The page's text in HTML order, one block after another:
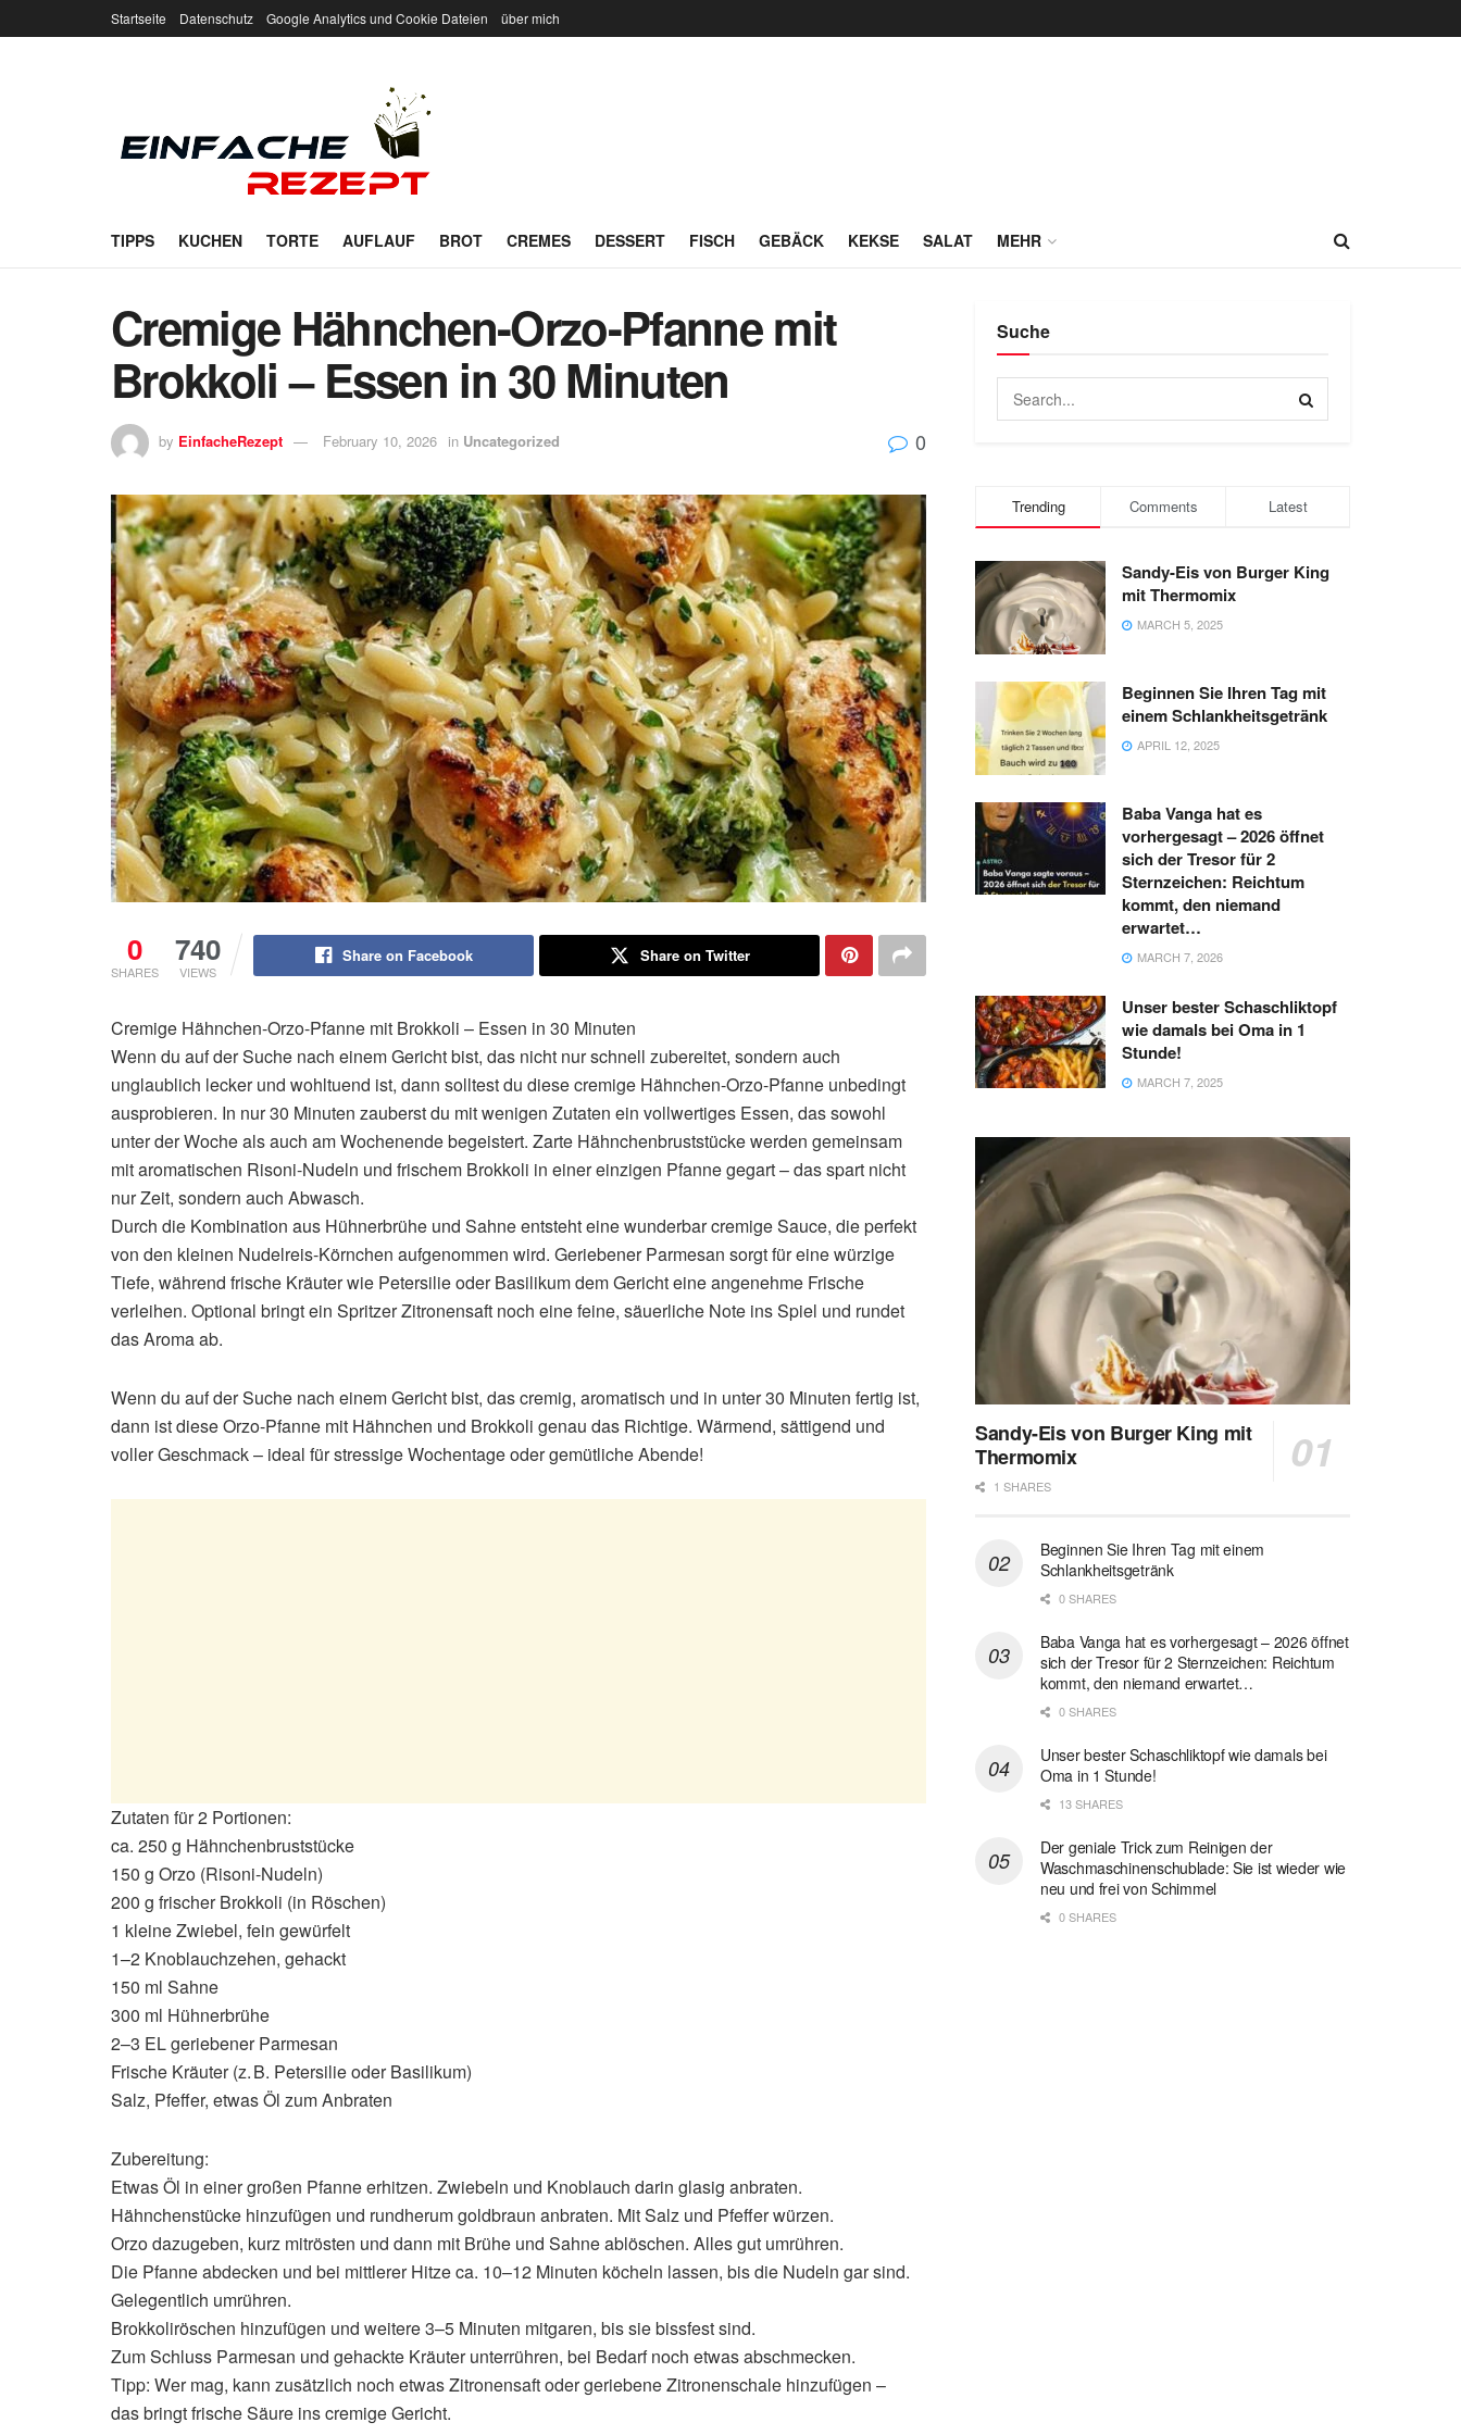
Startseite Datenschutz Google Analytics und Cookie Dateien über mich
TIPPS KUCHEN TORTE AUFLAUF BROT CREMES DESSERT FISCH GEBÄCK KEKSE SALAT MEHR
Cremige Hähnchen-Orzo-Pfanne mit
Brokkoli – Essen in 30 Minuten
by EinfacheRezept February 10, 2026 in Uncategorized 0
0
SHARES
740
VIEWS
Share on Facebook Share on Twitter
Cremige Hähnchen-Orzo-Pfanne mit Brokkoli – Essen in 30 Minuten
Wenn du auf der Suche nach einem Gericht bist, das nicht nur schnell zubereitet, sondern auch
unglaublich lecker und wohltuend ist, dann solltest du diese cremige Hähnchen-Orzo-Pfanne unbedingt
ausprobieren. In nur 30 Minuten zauberst du mit wenigen Zutaten ein vollwertiges Essen, das sowohl
unter der Woche als auch am Wochenende begeistert. Zarte Hähnchenbruststücke werden gemeinsam
mit aromatischen Risoni-Nudeln und frischem Brokkoli in einer einzigen Pfanne gegart – das spart nicht
nur Zeit, sondern auch Abwasch.
Durch die Kombination aus Hühnerbrühe und Sahne entsteht eine wunderbar cremige Sauce, die perfekt
von den kleinen Nudelreis-Körnchen aufgenommen wird. Geriebener Parmesan sorgt für eine würzige
Tiefe, während frische Kräuter wie Petersilie oder Basilikum dem Gericht eine angenehme Frische
verleihen. Optional bringt ein Spritzer Zitronensaft noch eine feine, säuerliche Note ins Spiel und rundet
das Aroma ab.
Wenn du auf der Suche nach einem Gericht bist, das cremig, aromatisch und in unter 30 Minuten fertig ist,
dann ist diese Orzo-Pfanne mit Hähnchen und Brokkoli genau das Richtige. Wärmend, sättigend und
voller Geschmack – ideal für stressige Wochentage oder gemütliche Abende!
Zutaten für 2 Portionen:
ca. 250 g Hähnchenbruststücke
150 g Orzo (Risoni-Nudeln)
200 g frischer Brokkoli (in Röschen)
1 kleine Zwiebel, fein gewürfelt
1–2 Knoblauchzehen, gehackt
150 ml Sahne
300 ml Hühnerbrühe
2–3 EL geriebener Parmesan
Frische Kräuter (z. B. Petersilie oder Basilikum)
Salz, Pfeffer, etwas Öl zum Anbraten
Zubereitung:
Etwas Öl in einer großen Pfanne erhitzen. Zwiebeln und Knoblauch darin glasig anbraten.
Hähnchenstücke hinzufügen und rundherum goldbraun anbraten. Mit Salz und Pfeffer würzen.
Orzo dazugeben, kurz mitrösten und dann mit Brühe und Sahne ablöschen. Alles gut umrühren.
Die Pfanne abdecken und bei mittlerer Hitze ca. 10–12 Minuten köcheln lassen, bis die Nudeln gar sind.
Gelegentlich umrühren.
Brokkoliröschen hinzufügen und weitere 3–5 Minuten mitgaren, bis sie bissfest sind.
Zum Schluss Parmesan und gehackte Kräuter unterrühren, bei Bedarf noch etwas abschmecken.
Tipp: Wer mag, kann zusätzlich noch etwas Zitronensaft oder geriebene Zitronenschale hinzufügen –
das bringt frische Säure ins cremige Gericht.
Suche
Trending Comments Latest
Sandy-Eis von Burger King
mit Thermomix
MARCH 5, 2025
Beginnen Sie Ihren Tag mit
einem Schlankheitsgetränk
APRIL 12, 2025
Baba Vanga hat es
vorhergesagt – 2026 öffnet
sich der Tresor für 2
Sternzeichen: Reichtum
kommt, den niemand
erwartet…
MARCH 7, 2026
Unser bester Schaschliktopf
wie damals bei Oma in 1
Stunde!
MARCH 7, 2025
Sandy-Eis von Burger King mit
Thermomix
1 SHARES
Beginnen Sie Ihren Tag mit einem
Schlankheitsgetränk
0 SHARES
Baba Vanga hat es vorhergesagt – 2026 öffnet
sich der Tresor für 2 Sternzeichen: Reichtum
kommt, den niemand erwartet…
0 SHARES
Unser bester Schaschliktopf wie damals bei
Oma in 1 Stunde!
13 SHARES
Der geniale Trick zum Reinigen der
Waschmaschinenschublade: Sie ist wieder wie
neu und frei von Schimmel
0 SHARES